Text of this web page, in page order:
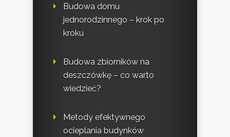
Budowa domu
jednorodzinnego – krok po
kroku
Budowa zbiorników na
deszczówkę – co warto
wiedzieć?
Metody efektywnego
ocieplania budynków